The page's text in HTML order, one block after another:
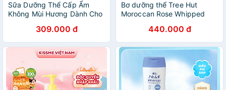
Sữa Dưỡng Thể Cấp Ẩm
Không Mùi Hương Dành Cho
Da Nhạy Cảm Kissme
Mommy Body Milk S 200 G
309.000 đ
Bơ dưỡng thể Tree Hut
Moroccan Rose Whipped
440.000 đ